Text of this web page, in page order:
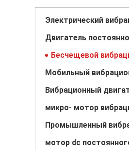
Двигатель
микро- мотор
мотор dc